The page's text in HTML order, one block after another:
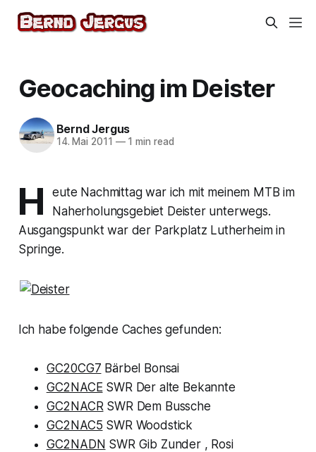
Geocaching im Deister
Bernd Jergus
14. Mai 2011 —1 min read
H
eute Nachmittag war ich mit meinem MTB im
Naherholungsgebiet Deister unterwegs.
Ausgangspunkt war der Parkplatz Lutherheim in
Springe.
Ich habe folgende Caches gefunden:
GC20CG7 Bärbel Bonsai
GC2NACE SWR Der alte Bekannte
GC2NACR SWR Dem Bussche
GC2NAC5 SWR Woodstick
GC2NADN SWR Gib Zunder , Rosi